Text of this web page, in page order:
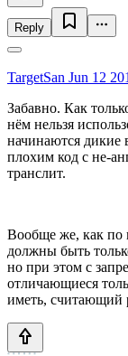
Reply
TargetSan Jun 12
Забавно. Как
нём нельзя
начинаются дикие
плохим код с не-
транслит.
Вообще же, как по
должны быть
но при этом с
отличающиеся
иметь, считающий